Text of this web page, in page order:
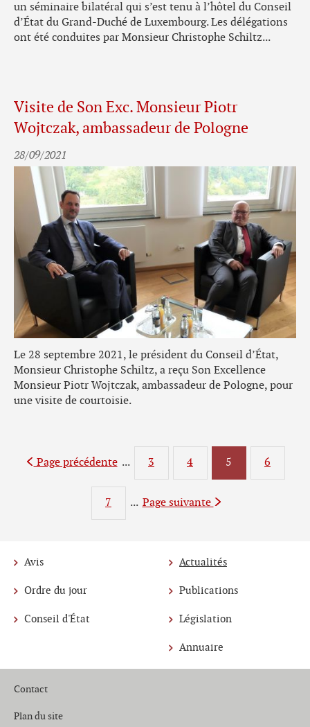
un séminaire bilatéral qui s’est tenu à l’hôtel du Conseil
d’État du Grand-Duché de Luxembourg. Les délégations
ont été conduites par Monsieur Christophe Schiltz...
Visite de Son Exc. Monsieur Piotr
Wojtczak, ambassadeur de Pologne
28/09/2021
Le 28 septembre 2021, le président du Conseil d’État,
Monsieur Christophe Schiltz, a reçu Son Excellence
Monsieur Piotr Wojtczak, ambassadeur de Pologne, pour
une visite de courtoisie.
Page précédente ... 3 4 Page
5 6
7 ... Page suivante
Menu
de
Avis
Ordre du jour
Conseil d'État
Actualités
Publications
Législation
Annuaire
Contact
Plan du site